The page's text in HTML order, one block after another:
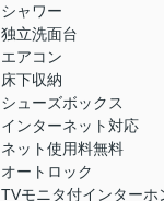
シャワー
独立洗面台
エアコン
床下収納
シューズボックス
インターネット対応
ネット使用料無料
オートロック
TVモニタ付インターホ